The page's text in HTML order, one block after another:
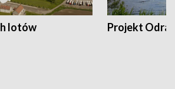
lotów Projekt Odra